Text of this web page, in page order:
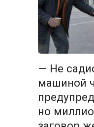
— Не
машиной
но